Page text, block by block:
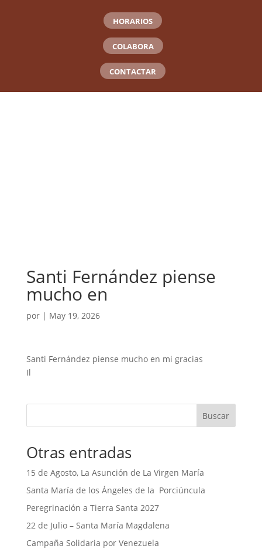
HORARIOS
COLABORA
CONTACTAR
Santi Fernández piense
mucho en
por | May 19, 2026
Santi Fernández piense mucho en mi gracias
Il
Buscar
Otras entradas
15 de Agosto, La Asunción de La Virgen María
Santa María de los Ángeles de la Porciúncula
Peregrinación a Tierra Santa 2027
22 de Julio – Santa María Magdalena
Campaña Solidaria por Venezuela